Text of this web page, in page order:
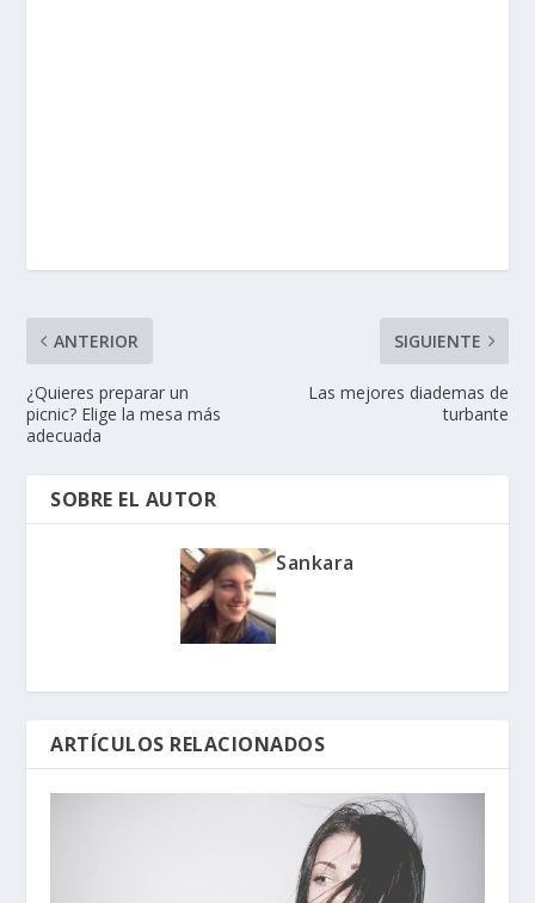
ANTERIOR
¿Quieres preparar un
picnic? Elige la mesa más
adecuada
SIGUIENTE
Las mejores diademas de
turbante
SOBRE EL AUTOR
Sankara
ARTÍCULOS RELACIONADOS